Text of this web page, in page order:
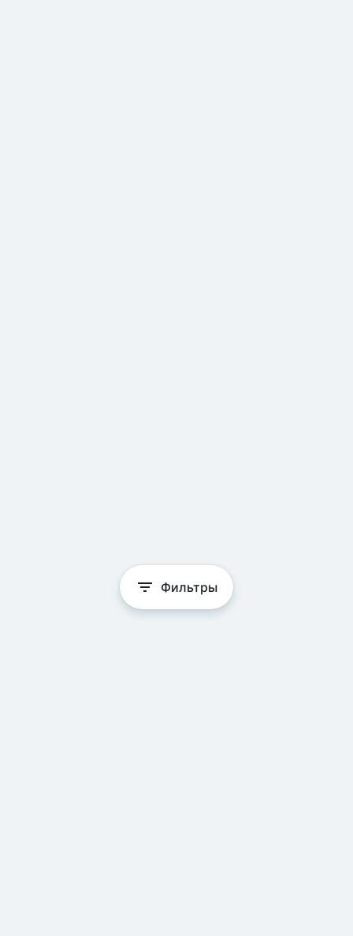
Фильтры